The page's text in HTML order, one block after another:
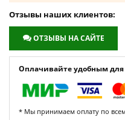
Отзывы наших клиентов:
ОТЗЫВЫ НА САЙТЕ
Оплачивайте удобным для
* Мы принимаем оплату по